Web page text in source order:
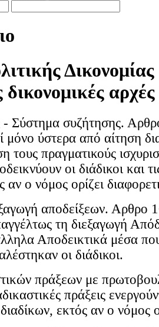
αρχές
- Σύστημα συζήτησης.
μόνο ύστερα από αίτηση
τους πραγματικούς
οι διάδικοι και
ο νόμος ορίζει
αποδείξεων. Αρθρο
τη διεξαγωγή
Αποδεικτικά μέσα
οι διάδικοι.
πράξεων με
πράξεις
εκτός αν ο νόμος